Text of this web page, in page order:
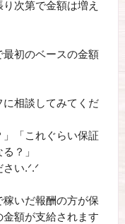
次第で金額は増え
初のベースの金額
相談してみてくだ
」「これぐらい保証
？」
い‪‪.ᐟ.ᐟ
いだ報酬の方が保
額が支給されます